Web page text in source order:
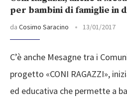
per bambini di famiglie in
da Cosimo Saracino 13/01/2017
C’è anche Mesagne tra i
progetto «CONI RAGAZZI»,
ed educativa che permette a